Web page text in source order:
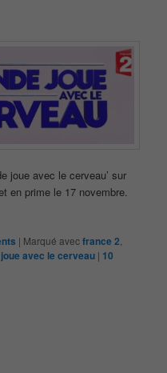
joue avec le cerveau’ sur
en prime le 17 novembre.
| Marqué avecfrance 2
avec le cerveau | 10